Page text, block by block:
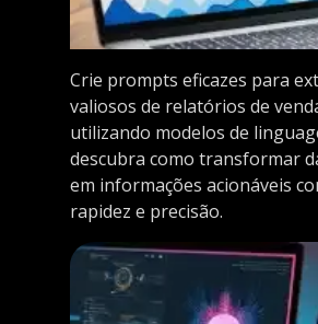
Crie prompts eficazes para
valiosos de relatórios de
utilizando modelos de
descubra como transformar
em informações acionáveis
rapidez e precisão.